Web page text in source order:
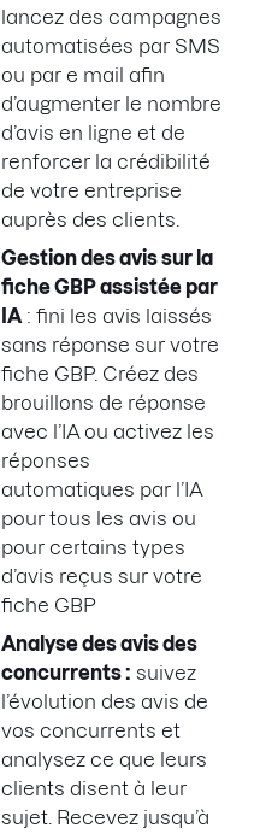
lancez des campagnes
automatisées par SMS
ou par e mail afin
d’augmenter le nombre
d’avis en ligne et de
renforcer la crédibilité
de votre entreprise
auprès des clients.
Gestion des avis sur la
fiche GBP assistée par
IA : fini les avis laissés
sans réponse sur votre
fiche GBP. Créez des
brouillons de réponse
avec l’IA ou activez les
réponses
automatiques par l’IA
pour tous les avis ou
pour certains types
d’avis reçus sur votre
fiche GBP
Analyse des avis des
concurrents : suivez
l’évolution des avis de
vos concurrents et
analysez ce que leurs
clients disent à leur
sujet. Recevez jusqu’à